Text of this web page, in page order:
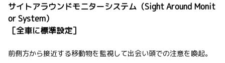
サイトアラウンドモニターシステム（Sight Around Monit
or System）
［全車に標準設定］
前側方から接近する移動物を監視して出会い頭での注意を喚起。